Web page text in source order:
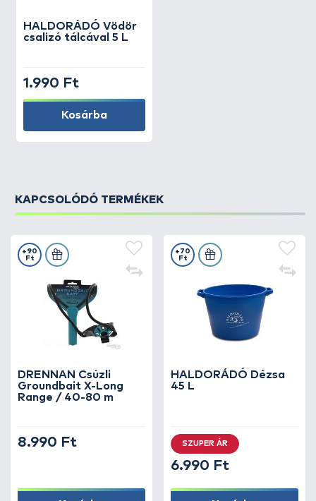
HALDORÁDÓ Vödör
csalizó tálcával 5 L
1.990 Ft
Kosárba
KAPCSOLÓDÓ TERMÉKEK
DRENNAN Csúzli
Groundbait X-Long
Range / 40-80 m
+90
Ft
8.990 Ft
HALDORÁDÓ Dézsa
45 L
+70
Ft
SZUPER ÁR
6.990 Ft